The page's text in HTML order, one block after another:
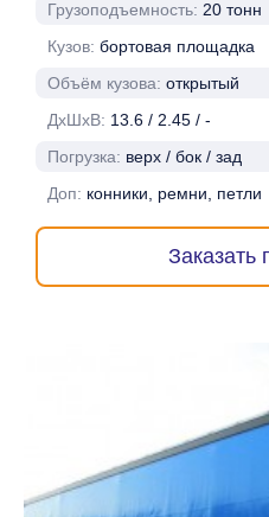
Грузоподъемность: 20 тонн
Кузов: бортовая площадка
Объём кузова: открытый
ДхШхВ: 13.6 / 2.45 / -
Погрузка: верх / бок / зад
Доп: конники, ремни, петли
Заказать